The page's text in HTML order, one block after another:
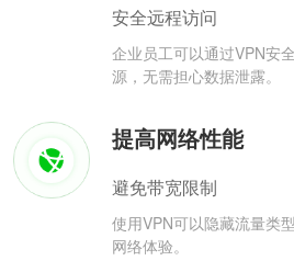
安全远程访问
企业员工可以通过VPN安
源，无需担心数据泄露。
提高网络性能
避免带宽限制
使用VPN可以隐藏流量类
网络体验。